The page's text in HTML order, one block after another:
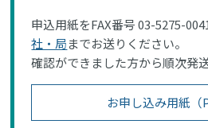
申込用紙をFAX番号 03-5275-
社・局までお送りください。
確認ができました方から順次発
お申し込み用紙（